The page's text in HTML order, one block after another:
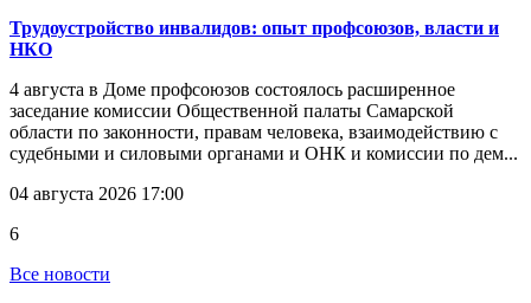
Трудоустройство инвалидов: опыт профсоюзов, власти и
НКО
4 августа в Доме профсоюзов состоялось расширенное
заседание комиссии Общественной палаты Самарской
области по законности, правам человека, взаимодействию с
судебными и силовыми органами и ОНК и комиссии по дем...
04 августа 2026 17:00
6
Все новости